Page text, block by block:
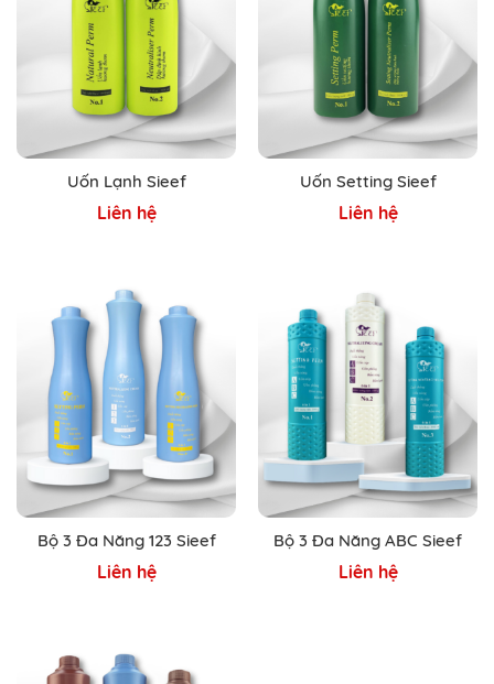
Uốn Lạnh Sieef
Liên hệ
Uốn Setting Sieef
Liên hệ
Bộ 3 Đa Năng 123 Sieef
Liên hệ
Bộ 3 Đa Năng ABC Sieef
Liên hệ